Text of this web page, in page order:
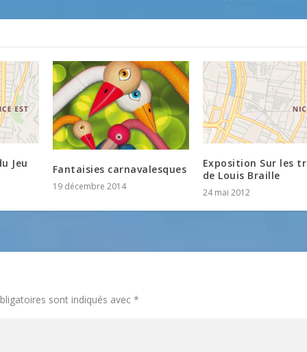
Jeu Fantaisies carnavalesques
19 décembre 2014
Exposition Sur les
de Louis Braille
24 mai 2012
sont indiqués avec*